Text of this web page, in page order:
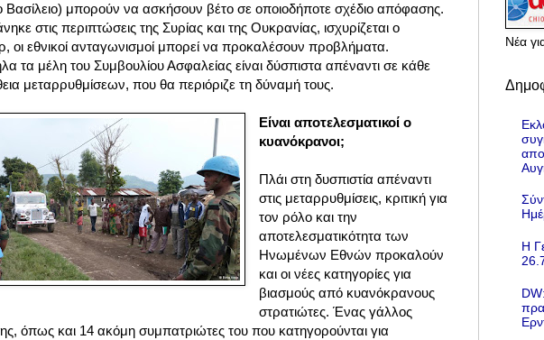
μπορούν να ασκήσουν βέτο σε οποιοδήποτε σχέδιο απόφασης.
στις περιπτώσεις της Συρίας και της Ουκρανίας, ισχυρίζεται ο
οι εθνικοί ανταγωνισμοί μπορεί να προκαλέσουν προβλήματα.
τα μέλη του Συμβουλίου Ασφαλείας είναι δύσπιστα απέναντι σε κάθε
μεταρρυθμίσεων, που θα περιόριζε τη δύναμή τους.
Είναι αποτελεσματικοί ο
κυανόκρανοι;
Πλάι στη δυσπιστία απέναντι
στις μεταρρυθμίσεις, κριτική για
τον ρόλο και την
αποτελεσματικότητα των
Ηνωμένων Εθνών προκαλούν
και οι νέες κατηγορίες για
βιασμούς από κυανόκρανους
στρατιώτες. Ένας γάλλος
όπως και 14 ακόμη συμπατριώτες του που κατηγορούνται για
Νέα
Η